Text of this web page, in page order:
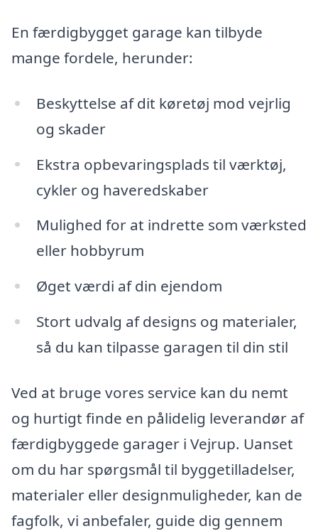
En færdigbygget garage kan tilbyde
mange fordele, herunder:
Beskyttelse af dit køretøj mod vejrlig
og skader
Ekstra opbevaringsplads til værktøj,
cykler og haveredskaber
Mulighed for at indrette som værksted
eller hobbyrum
Øget værdi af din ejendom
Stort udvalg af designs og materialer,
så du kan tilpasse garagen til din stil
Ved at bruge vores service kan du nemt
og hurtigt finde en pålidelig leverandør af
færdigbyggede garager i Vejrup. Uanset
om du har spørgsmål til byggetilladelser,
materialer eller designmuligheder, kan de
fagfolk, vi anbefaler, guide dig gennem